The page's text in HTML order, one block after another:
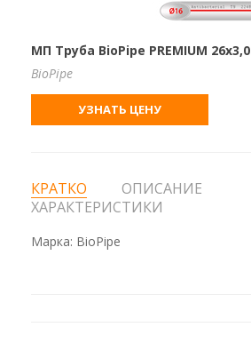
МП Труба BioPipe PREMIUM
BioPipe
УЗНАТЬ ЦЕНУ
КРАТКО
ОПИСАНИЕ
ХАРАКТЕРИСТИКИ
Марка: BioPipe